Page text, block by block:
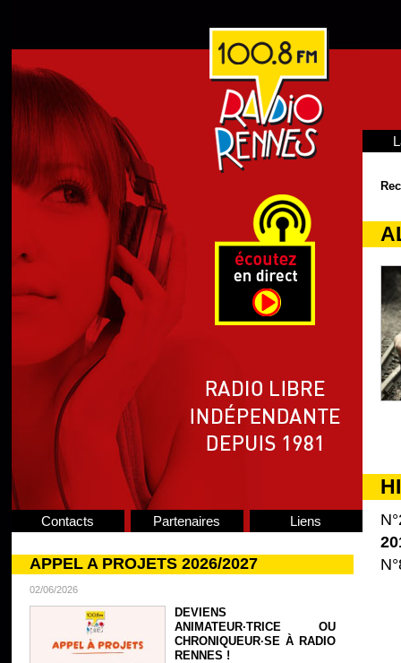
Contacts Partenaires Liens
APPEL A PROJETS 2026/2027
02/06/2026
DEVIENS
ANIMATEUR·TRICE OU
CHRONIQUEUR·SE À RADIO
RENNES !